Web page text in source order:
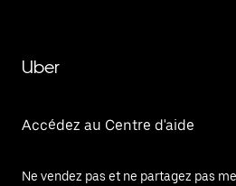
Uber
Accédez au Centre d'aide
Ne vendez pas et ne partagez pas